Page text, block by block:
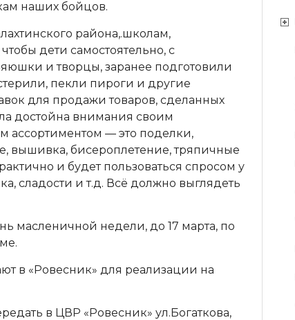
наших бойцов.
района,.школам,
дети самостоятельно, с
и творцы, заранее подготовили
пекли пироги и другие
для продажи товаров, сделанных
достойна внимания своим
ассортиментом — это поделки,
вышивка, бисероплетение, тряпичные
и будет пользоваться спросом у
сладости и т.д. Всё должно выглядеть
масленичной недели, до 17 марта, по
в «Ровесник» для реализации на
в ЦВР «Ровесник» ул.Богаткова,